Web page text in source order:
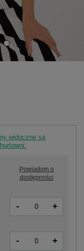
widoczne są
Powiadom o
dostępności
- +
- +